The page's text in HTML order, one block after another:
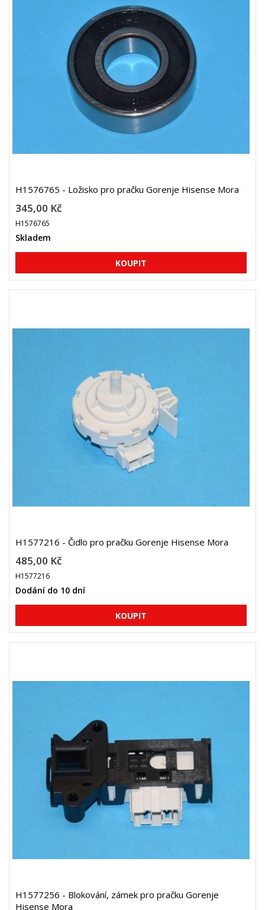
H1576765 - Ložisko pro pračku Gorenje Hisense Mora
345,00 Kč
H1576765
Skladem
H1577216 - Čidlo pro pračku Gorenje Hisense Mora
485,00 Kč
H1577216
Dodání do 10 dní
H1577256 - Blokování, zámek pro pračku Gorenje
Hisense Mora